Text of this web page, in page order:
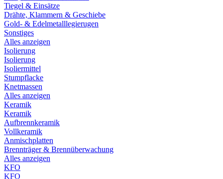
Tiegel & Einsätze
Drähte, Klammern & Geschiebe
Gold- & Edelmetalllegierugen
Sonstiges
Alles anzeigen
Isolierung
Isolierung
Isoliermittel
Stumpflacke
Knetmassen
Alles anzeigen
Keramik
Keramik
Aufbrennkeramik
Vollkeramik
Anmischplatten
Brennträger & Brennüberwachung
Alles anzeigen
KFO
KFO